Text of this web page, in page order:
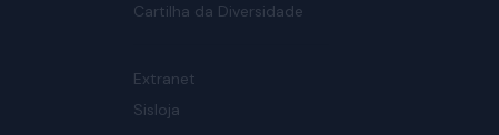
Cartilha da Diversidade
Extranet
Sisloja